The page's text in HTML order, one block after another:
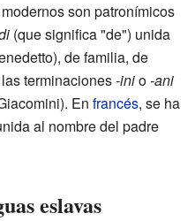
son patronímicos
(que significa "de") unida
de familia, de
terminaciones-inio-ani
En francés, se ha
al nombre del padre
eslavas